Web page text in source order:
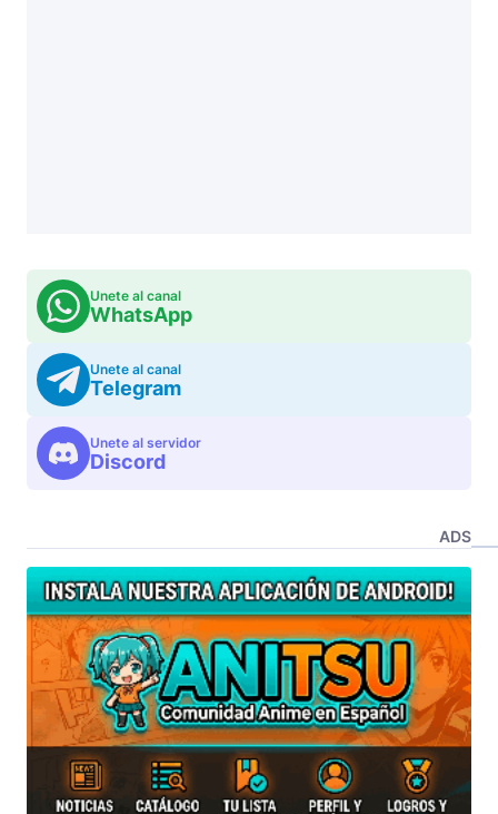
Unete al canal
WhatsApp
Unete al canal
Telegram
Unete al servidor
Discord
ADS